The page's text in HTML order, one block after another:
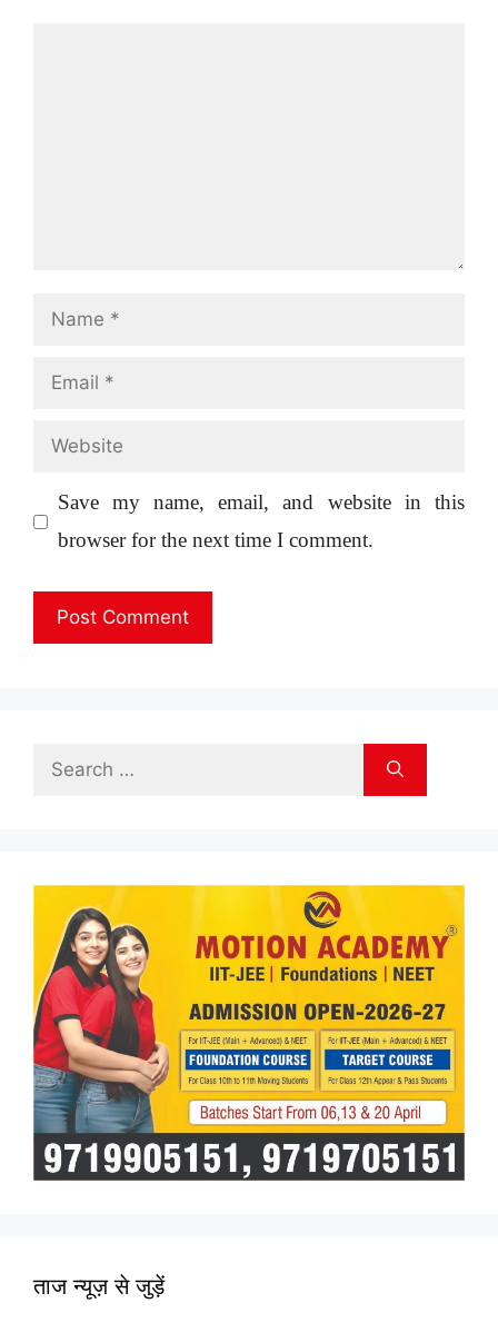
Name
Email
Website
Save my name, email, and website in this
browser for the next time I comment.
Search
ताज न्यूज़ से जुड़ें